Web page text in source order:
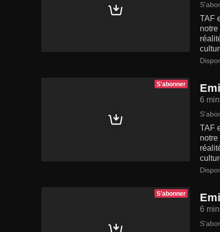
TAF
notre
S'abonner
6 min
TAF
notre
S'abonner
6 min